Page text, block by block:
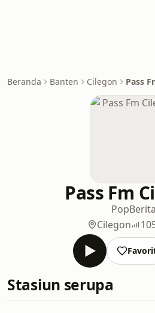
Beranda Banten Cilegon Pass
Pass Fm
PopBerita
Cilegon
Stasiun serupa